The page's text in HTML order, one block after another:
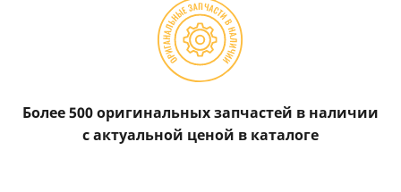
Более 500 оригинальных запчастей в наличии
с актуальной ценой в каталоге